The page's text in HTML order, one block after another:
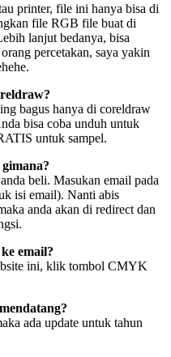
printer, file ini hanya bisa di
file RGB file buat di
lanjut bedanya, bisa
percetakan, saya yakin
bagus hanya di coreldraw
bisa coba unduh untuk
untuk sampel.
beli. Masukan email pada
isi email). Nanti abis
anda akan di redirect dan
email?
ini, klik tombol CMYK
ada update untuk tahun